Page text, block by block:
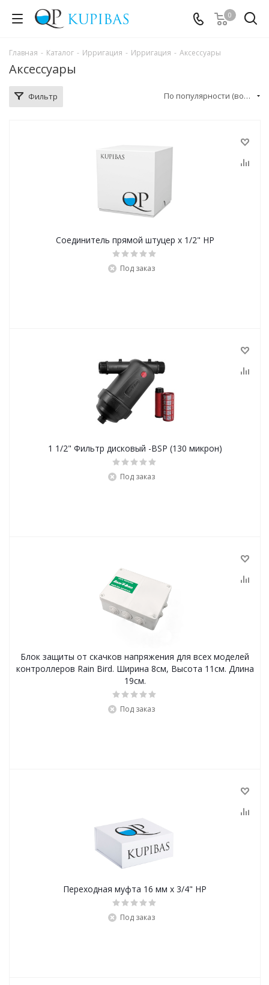
0
Главная - Каталог - Ирригация - Ирригация - Аксессуары
Аксессуары
Фильтр По популярности (возрастание)
Соединитель прямой штуцер х 1/2" НР
Под заказ
1 1/2" Фильтр дисковый -BSP (130 микрон)
Под заказ
Блок защиты от скачков напряжения для всех моделей
контроллеров Rain Bird. Ширина 8см, Высота 11см. Длина
19см.
Под заказ
Переходная муфта 16 мм х 3/4" НР
Под заказ